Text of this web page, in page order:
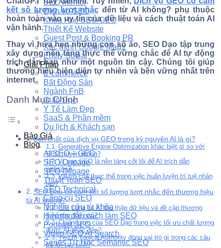
SEO Mentor
Dịch vụ GEO
Khóa Học SEO/GEO
Thiết Kế Website
Guest Post & Booking PR
Xác minh Google Maps
Entity Social
Giải Pháp
E-commerce
Bất Động Sản
Ngành FnB
Giáo Dục
Y Tế Làm Đẹp
SaaS & Phần mềm
Du lịch & Khách sạn
Báo Giá
Blog
AI SEO – GEO
SEO Onpage
SEO Offpage
Thuật Toán SEO
SEO Technical
Công cụ SEO
Nghiên cứu từ khóa
Hướng dẫn cách làm SEO
Podcast SEO
Video GEO AI Search
Series Tự Học Semantic SEO
kết số lượng lượt nhắcđến từ AI không? phụ thuộc
hoàn toàn vào uy tín của dữ liệu và cách thuật toán AI
vận hành.
Thay vì hứa hẹn những con số ảo, SEO Dạo tập trung
xây dựng nền tảng thực thể vững chắc để AI tự động
trích dẫn bạn như một nguồn tin cậy. Chúng tôi giúp
thương hiệu hiện diện tự nhiên và bền vững nhất trên
internet.
Danh Mục Chính
Bản chất của dịch vụ GEO trong kỷ nguyên AI là gì?
Generative Engine Optimization khác biệt gì so với
SEO truyền thống?
Vì sao SEO là nền tảng cốt lõi để AI trích dẫn
website?
Vai trò của thực thể trong việc huấn luyện trí tuệ nhân
tạo?
SEO Dạo có cam kết số lượng lượt nhắc đến thương hiệu
từ AI không?
Các công cụ AI thu thập dữ liệu và đề cập thương
hiệu như thế nào?
Chiến lược của SEO Dạo trong việc tối ưu chất lượng
được AI nhắc đến?
Yếu tố Topical Authority đóng vai trò gì trong các câu
trả lời tạo sinh?